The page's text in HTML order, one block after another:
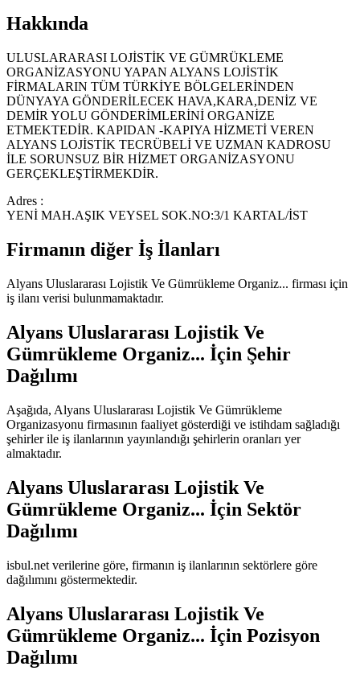
Hakkında
ULUSLARARASI LOJİSTİK VE GÜMRÜKLEME
ORGANİZASYONU YAPAN ALYANS LOJİSTİK
FİRMALARIN TÜM TÜRKİYE BÖLGELERİNDEN
DÜNYAYA GÖNDERİLECEK HAVA,KARA,DENİZ VE
DEMİR YOLU GÖNDERİMLERİNİ ORGANİZE
ETMEKTEDİR. KAPIDAN -KAPIYA HİZMETİ VEREN
ALYANS LOJİSTİK TECRÜBELİ VE UZMAN KADROSU
İLE SORUNSUZ BİR HİZMET ORGANİZASYONU
GERÇEKLEŞTİRMEKDİR.
Adres :
YENİ MAH.AŞIK VEYSEL SOK.NO:3/1 KARTAL/İST
Firmanın diğer İş İlanları
Alyans Uluslararası Lojistik Ve Gümrükleme Organiz... firması için
iş ilanı verisi bulunmamaktadır.
Alyans Uluslararası Lojistik Ve
Gümrükleme Organiz... İçin Şehir
Dağılımı
Aşağıda, Alyans Uluslararası Lojistik Ve Gümrükleme
Organizasyonu firmasının faaliyet gösterdiği ve istihdam sağladığı
şehirler ile iş ilanlarının yayınlandığı şehirlerin oranları yer
almaktadır.
Alyans Uluslararası Lojistik Ve
Gümrükleme Organiz... İçin Sektör
Dağılımı
isbul.net verilerine göre, firmanın iş ilanlarının sektörlere göre
dağılımını göstermektedir.
Alyans Uluslararası Lojistik Ve
Gümrükleme Organiz... İçin Pozisyon
Dağılımı